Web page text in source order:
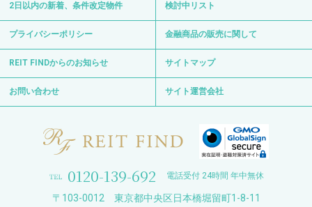
2日以内の新着、条件改定物件 検討中リスト
プライバシーポリシー 金融商品の販売に関して
REIT FINDからのお知らせ サイトマップ
お問い合わせ サイト運営会社
0120-139-692 電話受付 24時間 年中無休
〒103-0012 東京都中央区日本橋堀留町1-8-11